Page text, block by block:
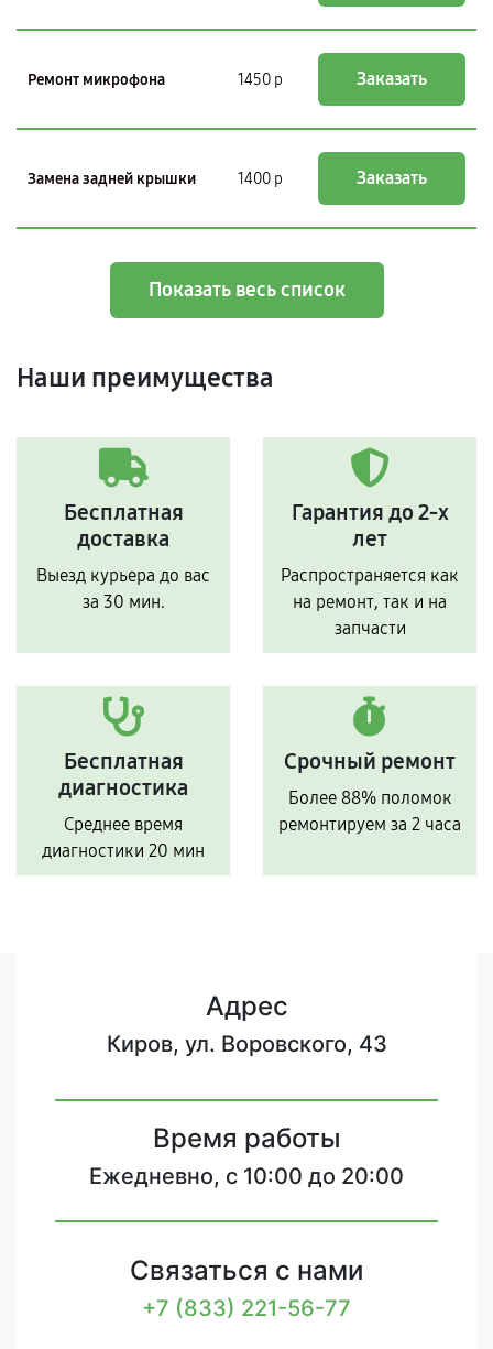
Ремонт микрофона 1450 р Заказать
Замена задней крышки 1400 р Заказать
Показать весь список
Наши преимущества
Бесплатная
доставка
Выезд курьера до вас
за 30 мин.
Гарантия до 2-х
лет
Распространяется как
на ремонт, так и на
запчасти
Бесплатная
диагностика
Среднее время
диагностики 20 мин
Срочный ремонт
Более 88% поломок
ремонтируем за 2 часа
Адрес
Киров, ул. Воровского, 43
Время работы
Ежедневно, с 10:00 до 20:00
Связаться с нами
+7 (833) 221-56-77